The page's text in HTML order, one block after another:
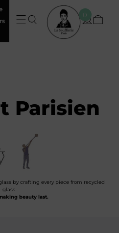
0
Parisien
by crafting every piece from recycled
glass.
beauty last.